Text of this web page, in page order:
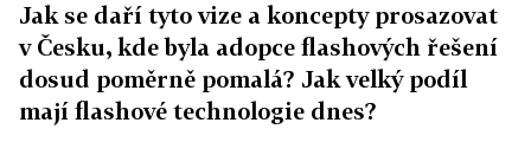
Jak se daří tyto vize a koncepty prosazovat
v Česku, kde byla adopce flashových řešení
dosud poměrně pomalá? Jak velký podíl
mají flashové technologie dnes?